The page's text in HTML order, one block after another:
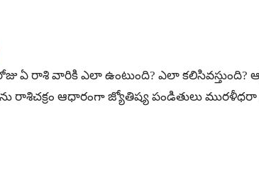
: ఈ రోజు ఏ రాశి వారికి ఎలా ఉంటుంది? ఎలా
ఆధారంగా జ్యోతిష్య పండితులు మురళీధరా